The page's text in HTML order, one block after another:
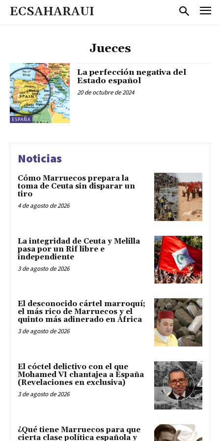
ECSAHARAUI
Jueces
ESPAÑA
La perfección negativa del
Estado español
20 de octubre de 2024
Noticias
Cómo Marruecos prepara la
toma de Ceuta sin disparar un
tiro
4 de agosto de 2026
La integridad de Ceuta y Melilla
pasa por un Rif libre e
independiente
3 de agosto de 2026
El desconocido cártel marroquí;
el más rico de Marruecos y el
quinto más adinerado en África
3 de agosto de 2026
El cóctel delictivo con el que
Mohamed VI chantajea a España
(Revelaciones en exclusiva)
3 de agosto de 2026
¿Qué tiene Marruecos para que
cierta clase política española y